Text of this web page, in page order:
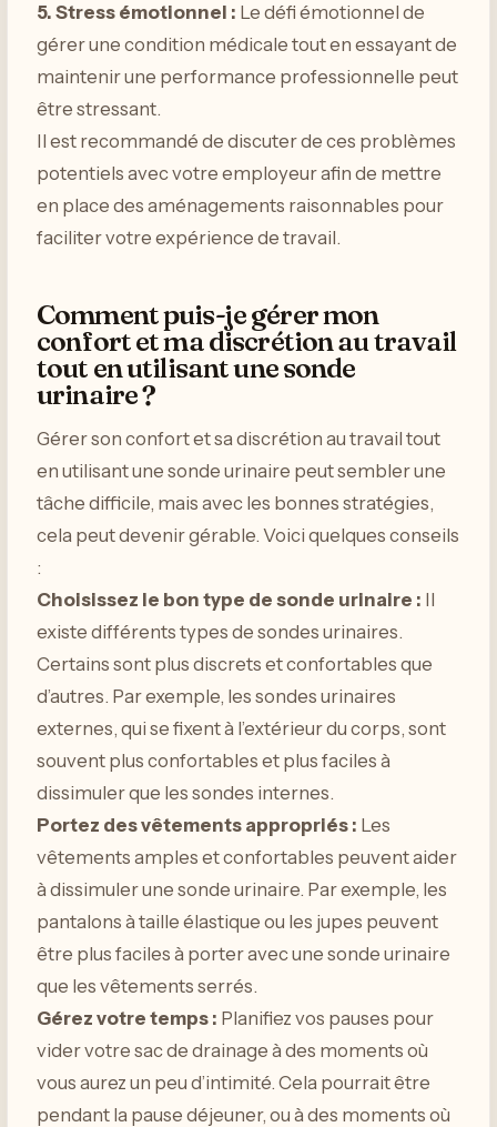
5. Stress émotionnel : Le défi émotionnel de
gérer une condition médicale tout en essayant de
maintenir une performance professionnelle peut
être stressant.
Il est recommandé de discuter de ces problèmes
potentiels avec votre employeur afin de mettre
en place des aménagements raisonnables pour
faciliter votre expérience de travail.
Comment puis-je gérer mon
confort et ma discrétion au travail
tout en utilisant une sonde
urinaire ?
Gérer son confort et sa discrétion au travail tout
en utilisant une sonde urinaire peut sembler une
tâche difficile, mais avec les bonnes stratégies,
cela peut devenir gérable. Voici quelques conseils
:
Choisissez le bon type de sonde urinaire : Il
existe différents types de sondes urinaires.
Certains sont plus discrets et confortables que
d’autres. Par exemple, les sondes urinaires
externes, qui se fixent à l’extérieur du corps, sont
souvent plus confortables et plus faciles à
dissimuler que les sondes internes.
Portez des vêtements appropriés : Les
vêtements amples et confortables peuvent aider
à dissimuler une sonde urinaire. Par exemple, les
pantalons à taille élastique ou les jupes peuvent
être plus faciles à porter avec une sonde urinaire
que les vêtements serrés.
Gérez votre temps : Planifiez vos pauses pour
vider votre sac de drainage à des moments où
vous aurez un peu d’intimité. Cela pourrait être
pendant la pause déjeuner, ou à des moments où